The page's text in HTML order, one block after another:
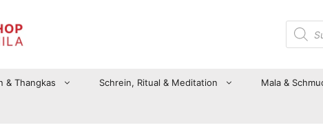
Suche
nach
& Thangkas Schrein, Ritual & Meditation Mala &